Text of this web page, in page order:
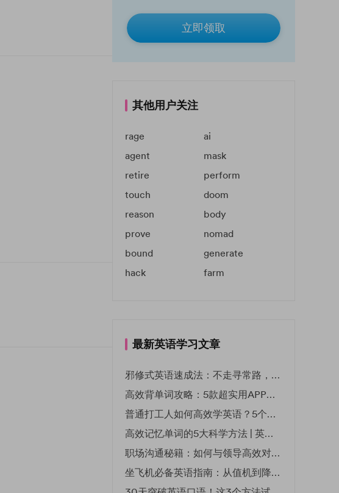
立即领取
其他用户关注
rage
ai
agent
mask
retire
perform
touch
doom
reason
body
prove
nomad
bound
generate
hack
farm
最新英语学习文章
邪修式英语速成法：不走寻常路，英语战力狂飙！
高效背单词攻略：5款超实用APP推荐 | EF英孚教育
普通打工人如何高效学英语？5个实用技巧助你突破职场瓶颈
高效记忆单词的5大科学方法 | 英语学习必备技巧
职场沟通秘籍：如何与领导高效对话 | EF英孚职场指南
坐飞机必备英语指南：从值机到降落的全流程表达